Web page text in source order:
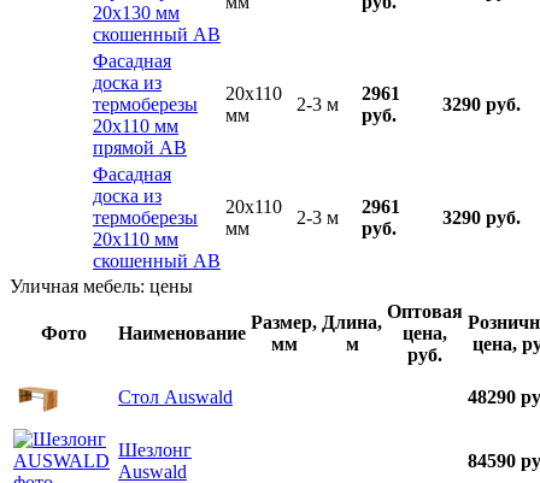
20х130 мм
скошенный АВ
Фасадная
доска из
термоберезы
20х110 мм
прямой АВ
20x110
мм
2-3 м
2961
руб.
3290 руб.
Фасадная
доска из
термоберезы
20х110 мм
скошенный АВ
20x110
мм
2-3 м
2961
руб.
3290 руб.
Уличная мебель: цены
Фото Наименование
Размер,
мм
Длина,
м
Оптовая
цена,
руб.
цена,
Стол Auswald 48290
Шезлонг
Auswald
84590